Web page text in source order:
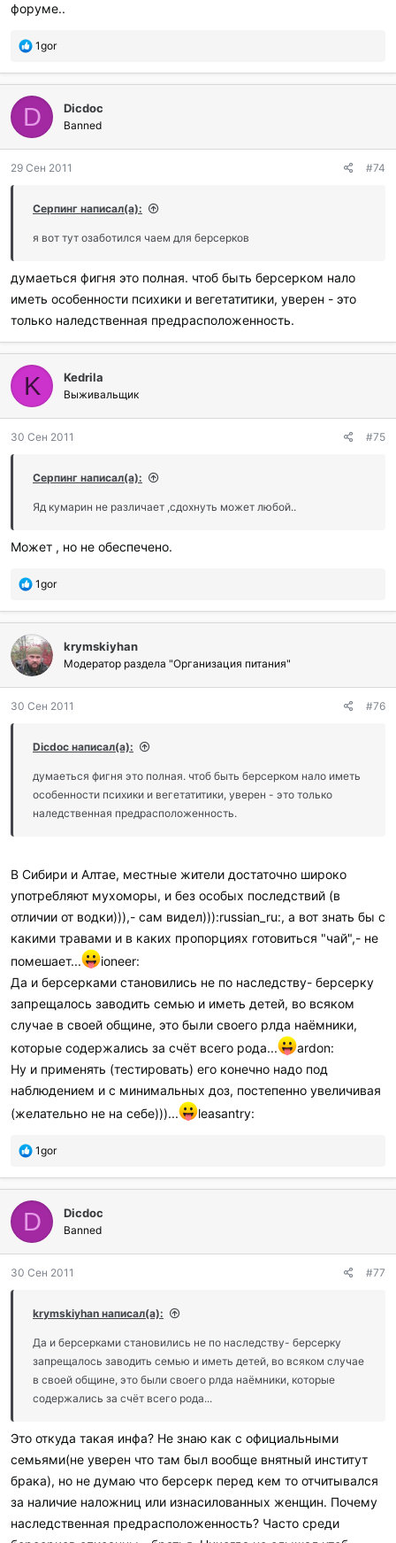
форуме..
П
б
л
а
г
о
а
и
и
1gor
D Dicdoc
Banned
29 Сен 2011 #74
Серпинг написал(а):
я вот тут озаботился чаем для берсерков
думаеться фигня это полная. чтоб быть берсерком нало
иметь особенности психики и вегетатитики, уверен - это
только наледственная предрасположенность.
K Kedrila
Выживальщик
30 Сен 2011 #75
Серпинг написал(а):
Яд кумарин не различает ,сдохнуть может любой..
Может , но не обеспечено.
П
б
а
г
о
а
и
и
:
1gor
krymskiyhan
Модератор раздела "Организация питания"
30 Сен 2011 #76
Dicdoc написал(а):
думаеться фигня это полная. чтоб быть берсерком нало иметь
особенности психики и вегетатитики, уверен - это только
наледственная предрасположенность.
В Сибири и Алтае, местные жители достаточно широко
употребляют мухоморы, и без особых последствий (в
отличии от водки))),- сам видел))):russian_ru:, а вот знать бы с
какими травами и в каких пропорциях готовиться "чай",- не
помешает...
ioneer:
Да и берсерками становились не по наследству- берсерку
запрещалось заводить семью и иметь детей, во всяком
случае в своей общине, это были своего рлда наёмники,
которые содержались за счёт всего рода...
ardon:
Ну и применять (тестировать) его конечно надо под
наблюдением и с минимальных доз, постепенно увеличивая
(желательно не на себе)))...
leasantry:
П
б
л
а
г
о
а
и
и
:
1gor
D Dicdoc
Banned
30 Сен 2011 #77
krymskiyhan написал(а):
Да и берсерками становились не по наследству- берсерку
запрещалось заводить семью и иметь детей, во всяком случае
в своей общине, это были своего рлда наёмники, которые
содержались за счёт всего рода...
Это откуда такая инфа? Не знаю как с официальными
семьями(не уверен что там был вообще внятный институт
брака), но не думаю что берсерк перед кем то отчитывался
за наличие наложниц или изнасилованных женщин. Почему
наследственная предрасположенность? Часто среди